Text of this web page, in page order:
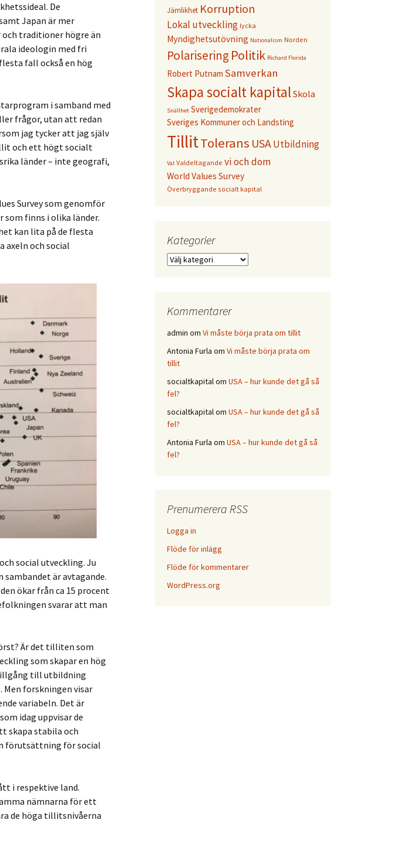
De
Japan är mer
traditioner högre än
ideologin med fri
fall också en hög
i samband med
frågor, utan att redan
jag tycker att jag själv
och ett högt socialt
länder – inte geografi,
Survey som genomför
finns i olika länder.
kan lita på de flesta
axeln och social
social utveckling. Ju
är avtagande.
ökar från ca 15 procent
svarar att man
Är det tilliten som
som skapar en hög
till utbildning
forskningen visar
variabeln. Det är
idag uppvisar de
skapa stabila och
förutsättning för social
i respektive land.
nämnarna för ett
de höga tillitsnivåerna
Jämlikhet Korruption
Lokal utveckling lycka
Myndighetsutövning Nationalism Norden
Polarisering Politik Richard Florida
Robert Putnam Samverkan
Skapa socialt kapitalSkola
Snällhet Sverigedemokrater
Sveriges Kommuner och Landsting
TillitTolerans USAUtbildning
Val Valdeltagande vi och dom
World Values Survey
Överbryggande socialt kapital
Kategorier
Kategorier
Kommentarer
admin om Vi måste börja prata om tillit
Antonia Furla om Vi måste börja prata om
tillit
socialtkapitalom USA – hur kunde det gå så
fel?
socialtkapitalom USA – hur kunde det gå så
fel?
Antonia Furla om USA – hur kunde det gå så
fel?
Prenumerera RSS
Logga in
Flöde för inlägg
Flöde för kommentarer
WordPress.org